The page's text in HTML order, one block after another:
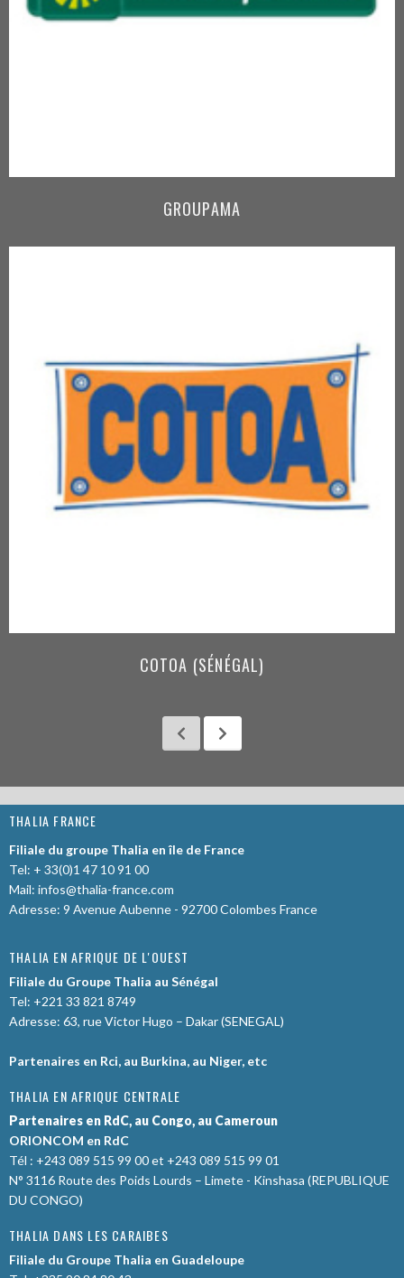
GROUPAMA
COTOA (SÉNÉGAL)
THALIA FRANCE
Filiale du groupe Thalia en île de France
Tel: + 33(0)1 47 10 91 00
Mail: infos@thalia-france.com
Adresse: 9 Avenue Aubenne - 92700 Colombes France
THALIA EN AFRIQUE DE L'OUEST
Filiale du Groupe Thalia au Sénégal
Tel: +221 33 821 8749
Adresse: 63, rue Victor Hugo – Dakar (SENEGAL)
Partenaires en Rci, au Burkina, au Niger, etc
THALIA EN AFRIQUE CENTRALE
Partenaires en RdC, au Congo, au Cameroun
ORIONCOM en RdC
Tél : +243 089 515 99 00 et +243 089 515 99 01
N° 3116 Route des Poids Lourds – Limete - Kinshasa (REPUBLIQUE
DU CONGO)
THALIA DANS LES CARAIBES
Filiale du Groupe Thalia en Guadeloupe